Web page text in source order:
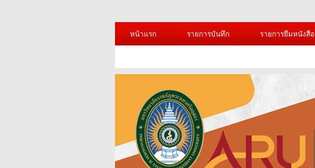
หน้าแรก
รายการบันทึก รายการยืมหนังสือ